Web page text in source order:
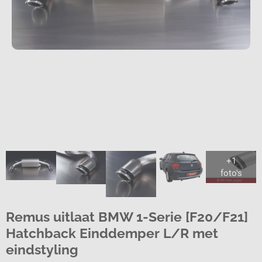
Remus uitlaat BMW 1-Serie [F20/F21]
Hatchback Einddemper L/R met
eindstyling